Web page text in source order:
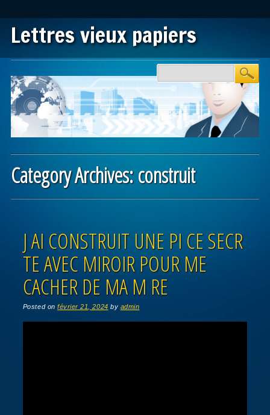
Lettres vieux papiers
Main menu
Category Archives:construit
J AI CONSTRUIT UNE PI CE SECR
TE AVEC MIROIR POUR ME
CACHER DE MA M RE
Posted onfévrier 21, 2024 by admin